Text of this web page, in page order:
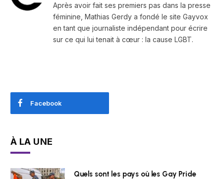
Après avoir fait ses premiers pas dans la presse
féminine, Mathias Gerdy a fondé le site Gayvox
en tant que journaliste indépendant pour écrire
sur ce qui lui tenait à cœur : la cause LGBT.
Facebook
À LA UNE
Quels sont les pays où les Gay Pride